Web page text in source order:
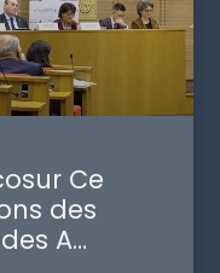
Ce
des
A…